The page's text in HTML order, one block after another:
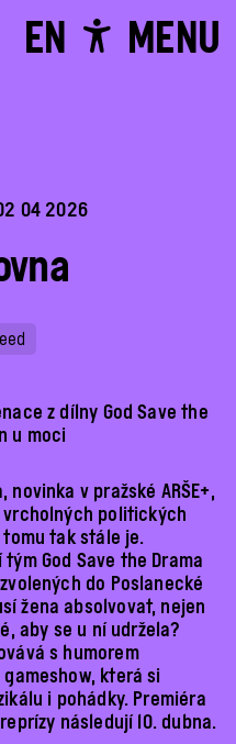
EN MENU
04 2026
z dílny God Save the
u moci
v pražské ARŠE+,
politických
tak stále je.
God Save the Drama
do Poslanecké
žena absolvovat, nejen
aby se u ní udržela?
s humorem
která si
i pohádky. Premiéra
následují 10. dubna.